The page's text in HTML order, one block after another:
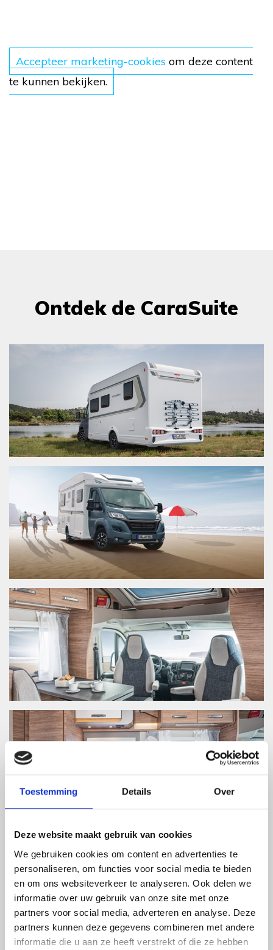
Toestemming Details Over
Deze website maakt gebruik van cookies
We gebruiken cookies om content en advertenties te
personaliseren, om functies voor social media te bieden
en om ons websiteverkeer te analyseren. Ook delen we
informatie over uw gebruik van onze site met onze
partners voor social media, adverteren en analyse. Deze
partners kunnen deze gegevens combineren met andere
informatie die u aan ze heeft verstrekt of die ze hebben
Accepteer marketing-cookies om deze content
te kunnen bekijken.
Ontdek de CaraSuite
Open galerij